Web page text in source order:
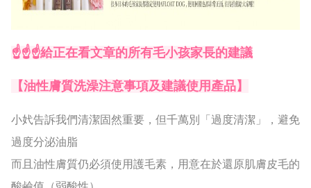
☝☝☝給正在看文章的所有毛小孩家長的建議
【油性膚質洗澡注意事項及建議使用產品】
小㚤告訴我們清潔固然重要，但千萬別「過度清潔」，避免
過度分泌油脂
而且油性膚質仍必須使用護毛素，用意在於還原肌膚皮毛的